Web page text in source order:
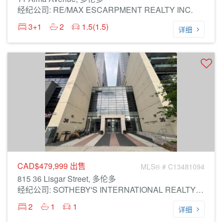
经纪公司: RE/MAX ESCARPMENT REALTY INC.
3+1
2 1.5(1.5) 详细
CAD$479,999 出售 MLS® # C13481094
815 36 Lisgar Street, 多伦多
经纪公司: SOTHEBY'S INTERNATIONAL REALTY CANADA
2
1 1 详细